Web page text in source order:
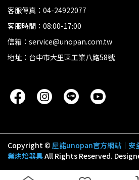
客服傳真：04-24922077
客服時間：08:00-17:00
信箱：service@unopan.com.tw
地址：台中市大里區工業八路58號
Copyright © 屋諾unopan官方網站｜安
業烘焙器具All Rights Reserved.